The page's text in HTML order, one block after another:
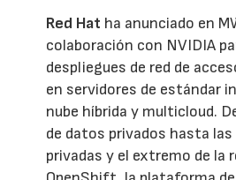
Red Hat ha anunciado en
colaboración con NVIDIA
despliegues de red de
en servidores de estándar
nube híbrida y multicloud.
de datos privados hasta
privadas y el extremo de la